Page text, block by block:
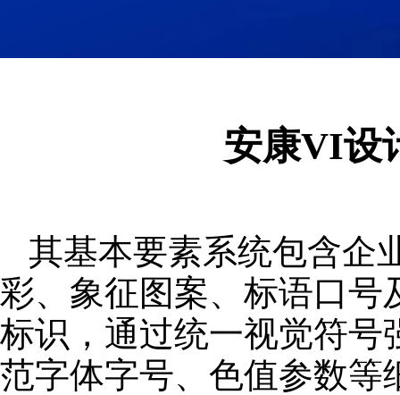
安康VI设
其基本要素系统包含企
彩、象征图案、标语口号
标识，通过统一视觉符号
范字体字号、色值参数等